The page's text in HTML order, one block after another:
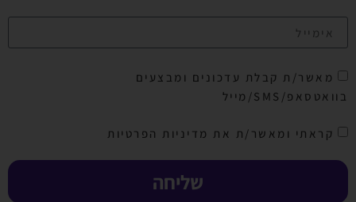
מאשר/ת קבלת עדכונים ומבצעים
בוואטסאפ/SMS/מייל
קראתי ומאשר/ת את מדיניות הפרטיות
שליחה